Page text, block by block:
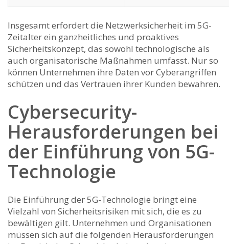
Insgesamt⁢ erfordert die Netzwerksicherheit im 5G-
Zeitalter ein ganzheitliches ‍und proaktives
Sicherheitskonzept, das sowohl technologische ⁤als
auch⁣ organisatorische Maßnahmen umfasst. Nur so
können Unternehmen ihre ​Daten vor Cyberangriffen
schützen und das Vertrauen ⁢ihrer‍ Kunden bewahren.
Cybersecurity-
Herausforderungen bei
der Einführung von 5G-
Technologie
Die Einführung der 5G-Technologie bringt eine
Vielzahl von Sicherheitsrisiken ‌mit sich, ⁢die​ es zu
bewältigen gilt. ⁢Unternehmen und⁣ Organisationen
müssen sich auf die ⁤folgenden Herausforderungen